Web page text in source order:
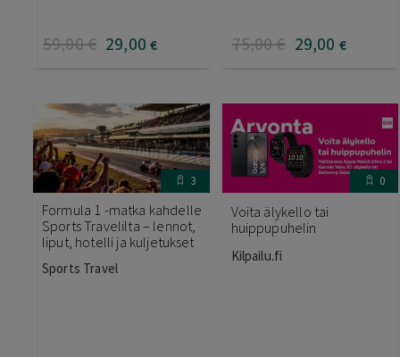
59,00€ 29,00 € 75,00€ 29,00 €
3
Formula 1 -matka kahdelle
Sports Travelilta – lennot,
liput, hotelli ja kuljetukset
Sports Travel
0
Voita älykello tai
huippupuhelin
Kilpailu.fi